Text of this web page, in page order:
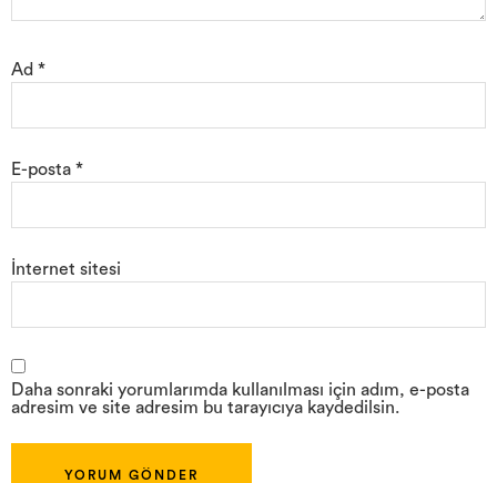
Ad *
E-posta *
İnternet sitesi
Daha sonraki yorumlarımda kullanılması için adım, e-posta
adresim ve site adresim bu tarayıcıya kaydedilsin.